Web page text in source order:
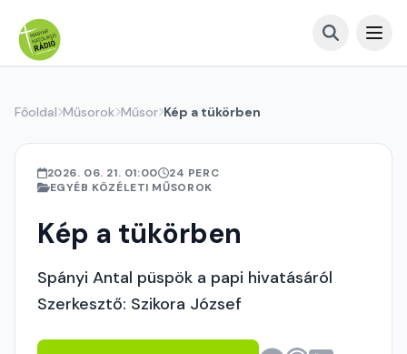
Főoldal Műsorok Műsor Kép a tükörben
2026. 06. 21. 01:00
24 PERC
EGYÉB KÖZÉLETI MŰSOROK
Kép a tükörben
Spányi Antal püspök a papi hivatásáról
Szerkesztő: Szikora József